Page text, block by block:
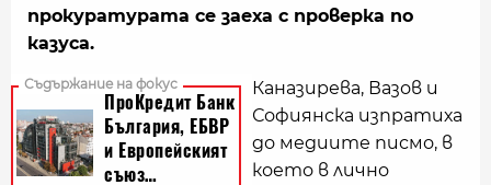
прокуратурата се заеха с проверка по
казуса.
Каназирева, Вазов и
Софиянска изпратиха
до медиите писмо, в
което в лично